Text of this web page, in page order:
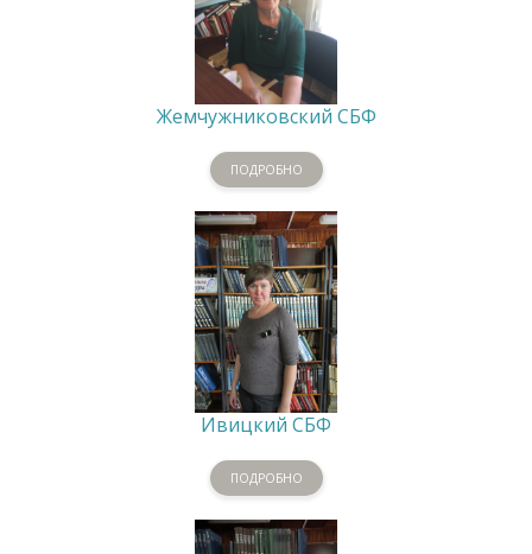
Жемчужниковский СБФ
ПОДРОБНО
Ивицкий СБФ
ПОДРОБНО